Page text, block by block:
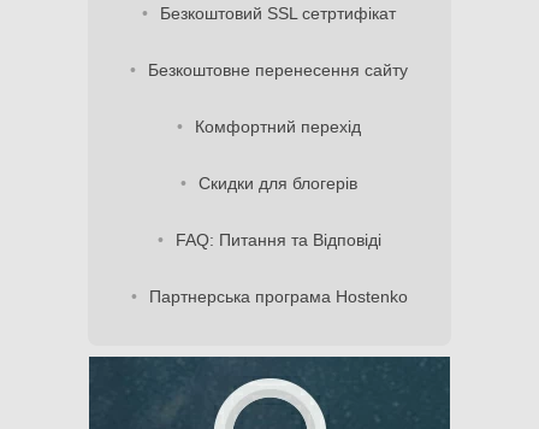
Безкоштовий SSL сетртифікат
Безкоштовне перенесення сайту
Комфортний перехід
Скидки для блогерів
FAQ: Питання та Відповіді
Партнерська програма Hostenko